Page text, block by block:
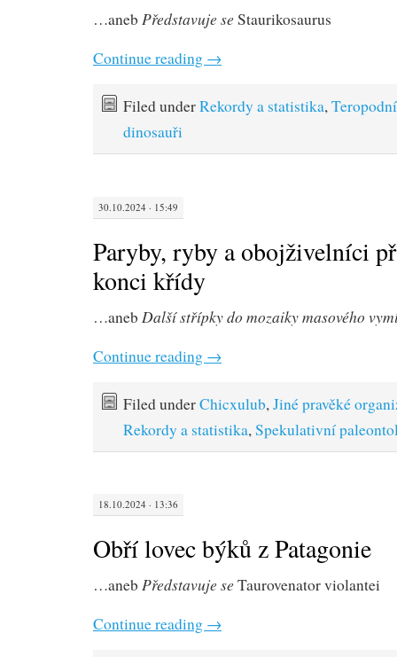
…aneb Představuje se Staurikosaurus
Continue reading →
Filed underRekordy a statistika,Teropodní
dinosauři
30.10.2024 · 15:49
Paryby, ryby a obojživelníci
konci křídy
…aneb Další střípky do mozaiky masového
Continue reading →
Filed underChicxulub, Jiné pravěké
Rekordy a statistika, Spekulativní
18.10.2024 · 13:36
Obří lovec býků z Patagonie
…aneb Představuje se Taurovenator violantei
Continue reading →